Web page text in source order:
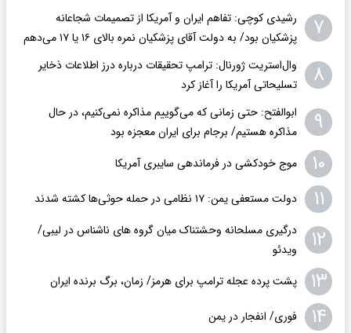
۷
رشیدی کوچی: تفاهم ایران و آمریکا از تصمیمات شجاعانه
پزشکیان بود/ به دولت آقای پزشکیان نمره بالای ۱۶ یا ۱۷ می‌دهم
۸
وال‌استریت ژورنال: ترامپ تحقیقات درباره درز اطلاعات ذخایر
تسلیحاتی آمریکا را آغاز کرد
۹
ابوالفتح: حتی زمانی که می‌گوییم مذاکره نمی‌کنیم، در حال
مذاکره هستیم/ برجام برای ایران معجزه بود
۱۰ موج خودکشی در فرماندهی سایبری آمریکا
۱۱ دولت مستعفی یمن: ۱۷ نظامی در حمله حوثی‌ها کشته شدند
۱۲
درگیری مسلحانه وحشتناک میان گروه های ناشناس در لیبی/
ویدئو
۱۳ پشت پرده عجله ترامپ برای هرمز/ زمان، برگ برنده ایران
۱۴ فوری/ انفجار در یمن